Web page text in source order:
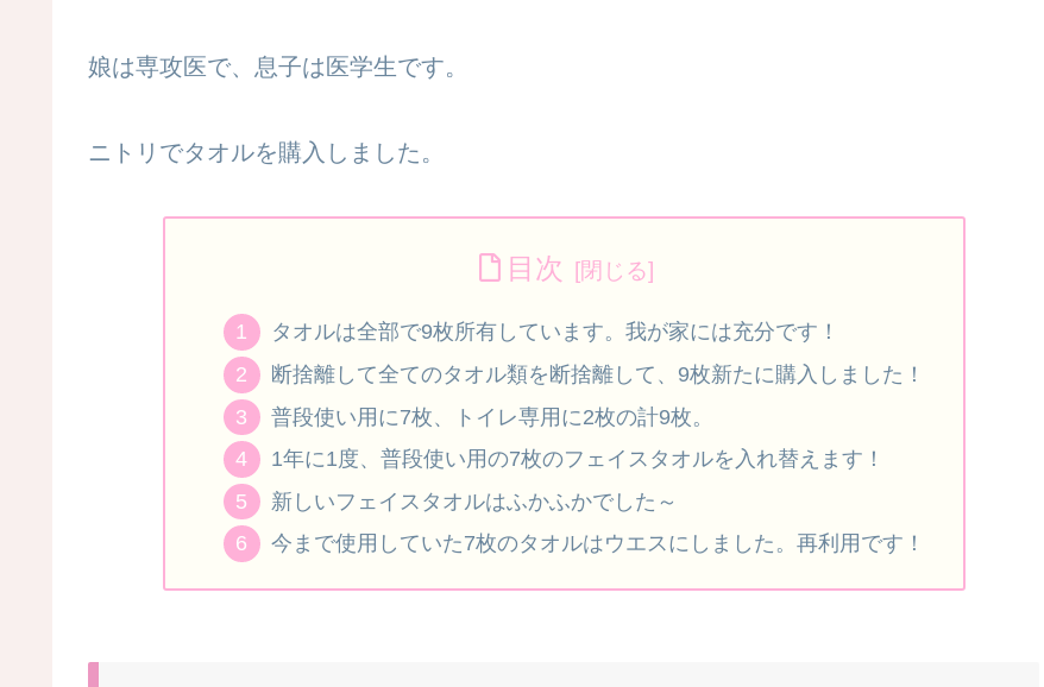
娘は専攻医で、息子は医学生です。
ニトリでタオルを購入しました。
目次
タオルは全部で9枚所有しています。我が家には充分です！
断捨離して全てのタオル類を断捨離して、9枚新たに購入しました！
普段使い用に7枚、トイレ専用に2枚の計9枚。
1年に1度、普段使い用の7枚のフェイスタオルを入れ替えます！
新しいフェイスタオルはふかふかでした～
今まで使用していた7枚のタオルはウエスにしました。再利用です！